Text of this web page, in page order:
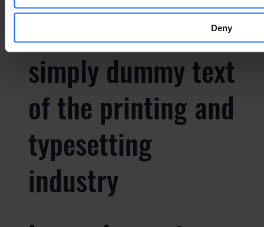
Deny
Lorem Ipsum is
simply dummy text
of the printing and
typesetting
industry